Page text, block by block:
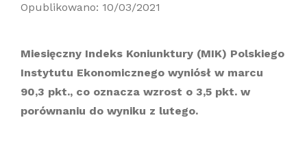
Opublikowano: 10/03/2021
Miesięczny Indeks Koniunktury (MIK) Polskiego
Instytutu Ekonomicznego wyniósł w marcu
90,3 pkt., co oznacza wzrost o 3,5 pkt. w
porównaniu do wyniku z lutego.